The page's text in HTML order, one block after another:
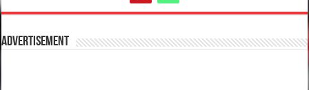
Advertisement